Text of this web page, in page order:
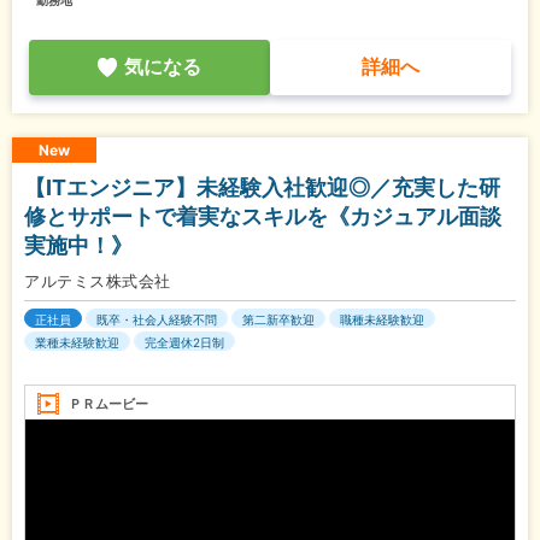
気になる 詳細へ
New
【ITエンジニア】未経験入社歓迎◎／充実した研
修とサポートで着実なスキルを《カジュアル面談
実施中！》
アルテミス株式会社
正社員 既卒・社会人経験不問 第二新卒歓迎
職種未経験歓迎
業種未経験歓迎
完全週休2日制
ＰＲムービー